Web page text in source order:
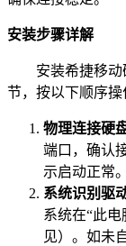
安装步骤详解
安装希捷移
节，按以下顺序操
物理连接硬
端口，确认
示启动正常。
系统识别驱
系统在“此电
见）。如未